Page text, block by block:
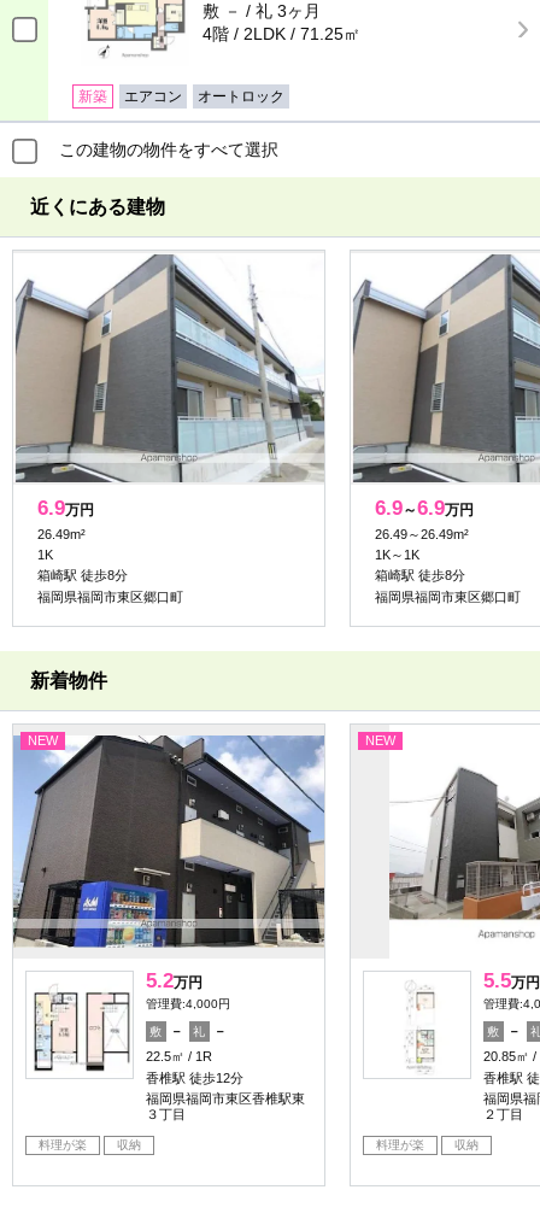
敷 － / 礼 3ヶ月
4階 / 2LDK / 71.25㎡
新築 エアコン オートロック
この建物の物件をすべて選択
近くにある建物
6.9万円
26.49m²
1K
箱崎駅 徒歩8分
福岡県福岡市東区郷口町
6.9～6.9万円
26.49～26.49m²
1K～1K
箱崎駅 徒歩8分
福岡県福岡市東区郷口町
新着物件
NEW
5.2万円
管理費:4,000円
敷 － 礼
－
22.5㎡
1R
香椎駅 徒歩12分
福岡県福岡市東区香椎駅東
３丁目
料理が楽 収納
NEW
5.5万円
管理費
敷 －
20.85㎡
香椎駅
福岡県福
２丁目
料理が楽 収納